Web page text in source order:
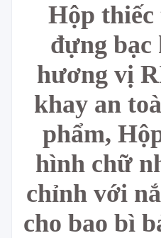
Hộp
đựng bạc
hương vị
khay an
phẩm,
hình chữ
chỉnh với
cho bao bì